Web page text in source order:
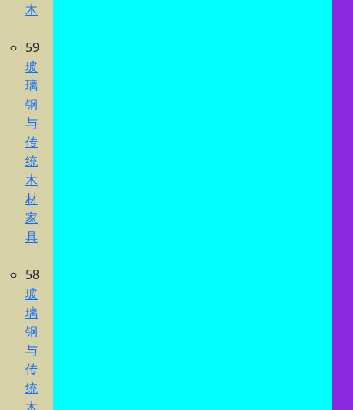
木
59
玻
璃
钢
与
传
统
木
材
家
具
58
玻
璃
钢
与
传
统